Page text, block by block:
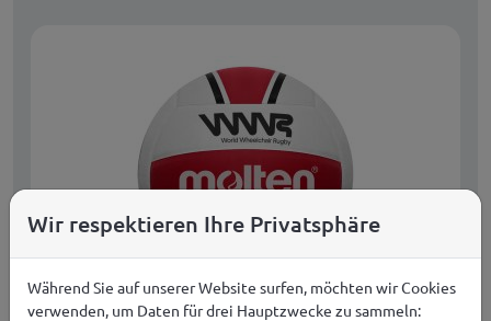
Wir respektieren Ihre Privatsphäre
Während Sie auf unserer Website surfen, möchten wir Cookies
verwenden, um Daten für drei Hauptzwecke zu sammeln: